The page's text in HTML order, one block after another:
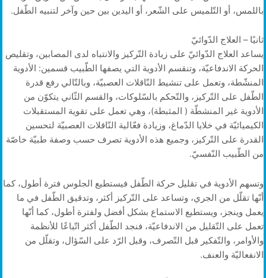
باللمس، أو التّلميس على الشّعر، أو اليدين بين حين وآخر لتنبيه الطّفل.
ثانيًا – العلاج الدّوائيّ
يساعد العلاج الدّوائيّ على زيادة التّركيز والانتباه لدى المصابين، وتقليص
الحركة الاندفاعيّة، وتنقسم الأدوية التي يصفها الطّبيب قسمين: الأدوية
المنشّطة، وتعمل على تنشيط النّاقلات العصبيّة، وبالتّالي رفع قدرة
الطّفل على التّركيز، والتّحكم بالسّلوكات، والقسم الثّاني يتكوّن من
الأدوية غير المنشطّة ( المثبطة)، وهي تعمل على تقوية المستقبلات
الكيميائيّة في خلايا الدّماغ، وزيادة فعّالية النّاقلات العصبيّة لتحسين
القدرة على التّركيز، وجميع هذه الأدوية تصرف حسب وصفة طبيّة خاصّة
من الطّبيب النّفسيّ.
وتسهم الأدوية في تقليل حركة الطّفل فيستطيع الجلوس فترة أطول، كما
أنّها تقلّل من الجري، وتساعد على التّركيز أكثر، وتدقيق الطّفل في ما
يعمل وينجز، ويستطيع الاستماع بشكل أفضل ولفترة أطول، كما أنّها
تعمل على التّقليل من الاندفاعيّة، فنجد الطّفل أكثر اتّباعًا للأنظمة
والأوامر، والتّفكير قبل التّصرف، وقبل الرّد على السّؤال، وتقلّل من
الانفعاليّة والعنف.